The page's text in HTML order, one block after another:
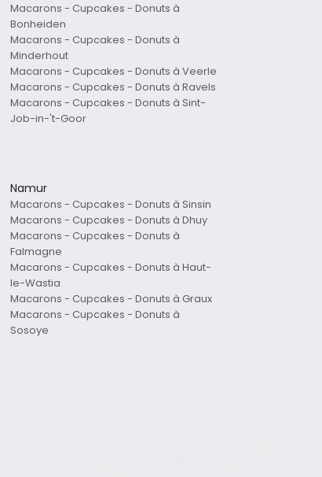
Macarons - Cupcakes - Donuts à
Bonheiden
Macarons - Cupcakes - Donuts à
Minderhout
Macarons - Cupcakes - Donuts à Veerle
Macarons - Cupcakes - Donuts à Ravels
Macarons - Cupcakes - Donuts à Sint-
Job-in-'t-Goor
Namur
Macarons - Cupcakes - Donuts à Sinsin
Macarons - Cupcakes - Donuts à Dhuy
Macarons - Cupcakes - Donuts à
Falmagne
Macarons - Cupcakes - Donuts à Haut-
le-Wastia
Macarons - Cupcakes - Donuts à Graux
Macarons - Cupcakes - Donuts à
Sosoye